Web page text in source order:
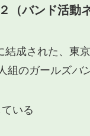
（バンド活動
結成された、東
組のガールズバ
いる